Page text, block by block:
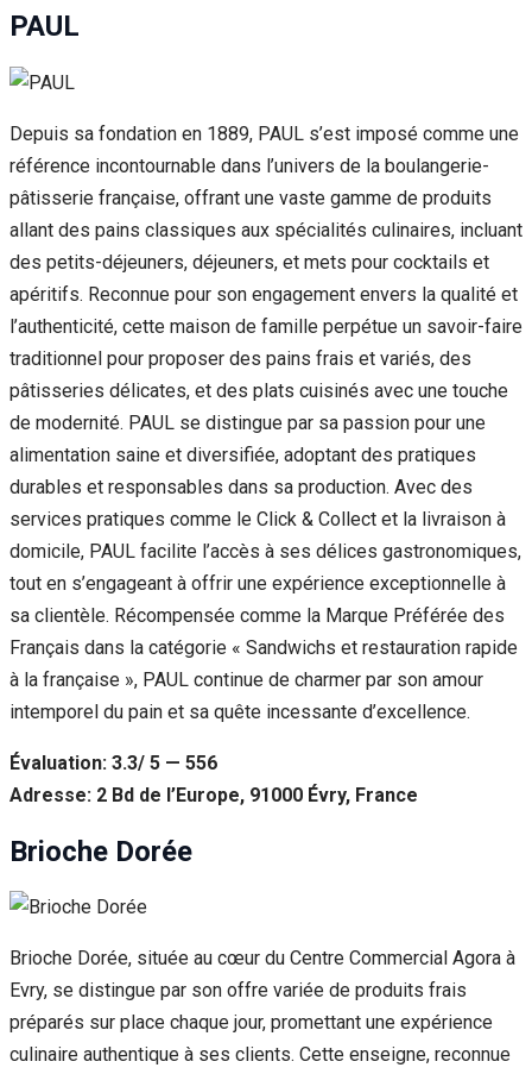
PAUL
Depuis sa fondation en 1889, PAUL s’est imposé comme une
référence incontournable dans l’univers de la boulangerie-
pâtisserie française, offrant une vaste gamme de produits
allant des pains classiques aux spécialités culinaires, incluant
des petits-déjeuners, déjeuners, et mets pour cocktails et
apéritifs. Reconnue pour son engagement envers la qualité et
l’authenticité, cette maison de famille perpétue un savoir-faire
traditionnel pour proposer des pains frais et variés, des
pâtisseries délicates, et des plats cuisinés avec une touche
de modernité. PAUL se distingue par sa passion pour une
alimentation saine et diversifiée, adoptant des pratiques
durables et responsables dans sa production. Avec des
services pratiques comme le Click & Collect et la livraison à
domicile, PAUL facilite l’accès à ses délices gastronomiques,
tout en s’engageant à offrir une expérience exceptionnelle à
sa clientèle. Récompensée comme la Marque Préférée des
Français dans la catégorie « Sandwichs et restauration rapide
à la française », PAUL continue de charmer par son amour
intemporel du pain et sa quête incessante d’excellence.
Évaluation: 3.3/ 5 — 556
Adresse: 2 Bd de l’Europe, 91000 Évry, France
Brioche Dorée
Brioche Dorée, située au cœur du Centre Commercial Agora à
Evry, se distingue par son offre variée de produits frais
préparés sur place chaque jour, promettant une expérience
culinaire authentique à ses clients. Cette enseigne, reconnue